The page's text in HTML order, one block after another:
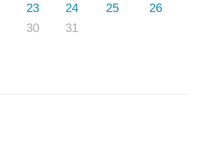
23 24 25
26
30 31